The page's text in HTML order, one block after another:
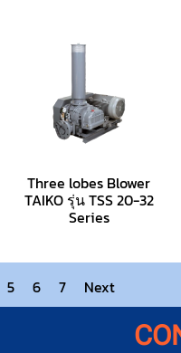
Three lobes Blower
TAIKO รุ่น TSS 20-32
Series
5 6 7 Next